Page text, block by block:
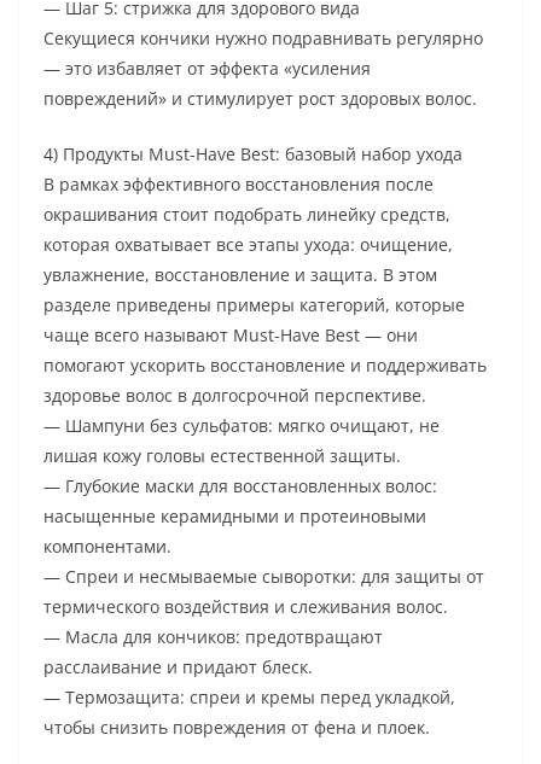
— Шаг 5: стрижка для здорового вида
Секущиеся кончики нужно подравнивать регулярно
— это избавляет от эффекта «усиления
повреждений» и стимулирует рост здоровых волос.
4) Продукты Must-Have Best: базовый набор ухода
В рамках эффективного восстановления после
окрашивания стоит подобрать линейку средств,
которая охватывает все этапы ухода: очищение,
увлажнение, восстановление и защита. В этом
разделе приведены примеры категорий, которые
чаще всего называют Must-Have Best — они
помогают ускорить восстановление и поддерживать
здоровье волос в долгосрочной перспективе.
— Шампуни без сульфатов: мягко очищают, не
лишая кожу головы естественной защиты.
— Глубокие маски для восстановленных волос:
насыщенные керамидными и протеиновыми
компонентами.
— Спреи и несмываемые сыворотки: для защиты от
термического воздействия и слеживания волос.
— Масла для кончиков: предотвращают
расслаивание и придают блеск.
— Термозащита: спреи и кремы перед укладкой,
чтобы снизить повреждения от фена и плоек.